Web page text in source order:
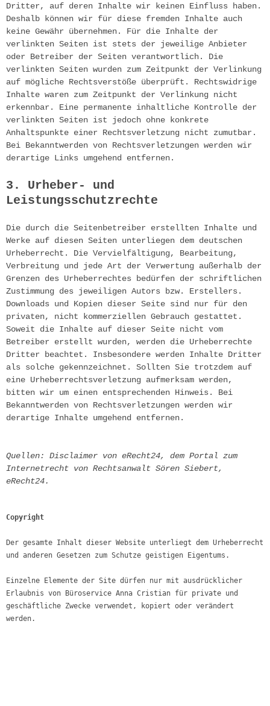
Dritter, auf deren Inhalte wir keinen Einfluss haben.
Deshalb können wir für diese fremden Inhalte auch
keine Gewähr übernehmen. Für die Inhalte der
verlinkten Seiten ist stets der jeweilige Anbieter
oder Betreiber der Seiten verantwortlich. Die
verlinkten Seiten wurden zum Zeitpunkt der Verlinkung
auf mögliche Rechtsverstöße überprüft. Rechtswidrige
Inhalte waren zum Zeitpunkt der Verlinkung nicht
erkennbar. Eine permanente inhaltliche Kontrolle der
verlinkten Seiten ist jedoch ohne konkrete
Anhaltspunkte einer Rechtsverletzung nicht zumutbar.
Bei Bekanntwerden von Rechtsverletzungen werden wir
derartige Links umgehend entfernen.
3. Urheber- und
Leistungsschutzrechte
Die durch die Seitenbetreiber erstellten Inhalte und
Werke auf diesen Seiten unterliegen dem deutschen
Urheberrecht. Die Vervielfältigung, Bearbeitung,
Verbreitung und jede Art der Verwertung außerhalb der
Grenzen des Urheberrechtes bedürfen der schriftlichen
Zustimmung des jeweiligen Autors bzw. Erstellers.
Downloads und Kopien dieser Seite sind nur für den
privaten, nicht kommerziellen Gebrauch gestattet.
Soweit die Inhalte auf dieser Seite nicht vom
Betreiber erstellt wurden, werden die Urheberrechte
Dritter beachtet. Insbesondere werden Inhalte Dritter
als solche gekennzeichnet. Sollten Sie trotzdem auf
eine Urheberrechtsverletzung aufmerksam werden,
bitten wir um einen entsprechenden Hinweis. Bei
Bekanntwerden von Rechtsverletzungen werden wir
derartige Inhalte umgehend entfernen.
Quellen: Disclaimer von eRecht24, dem Portal zum
Internetrecht von Rechtsanwalt Sören Siebert,
eRecht24.
Copyright
Der gesamte Inhalt dieser Website unterliegt dem Urheberrecht
und anderen Gesetzen zum Schutze geistigen Eigentums.
Einzelne Elemente der Site dürfen nur mit ausdrücklicher
Erlaubnis von Büroservice Anna Cristian für private und
geschäftliche Zwecke verwendet, kopiert oder verändert
werden.